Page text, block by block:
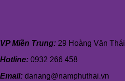
VP Miền Trung: 29 Hoàng Văn
Hotline: 0932 266 458
Email: danang@namphuthai.vn